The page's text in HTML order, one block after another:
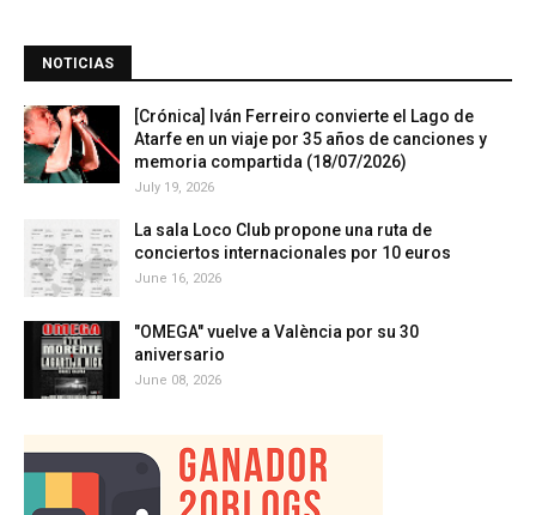
NOTICIAS
[Crónica] Iván Ferreiro convierte el Lago de
Atarfe en un viaje por 35 años de canciones y
memoria compartida (18/07/2026)
July 19, 2026
La sala Loco Club propone una ruta de
conciertos internacionales por 10 euros
June 16, 2026
"OMEGA" vuelve a València por su 30
aniversario
June 08, 2026